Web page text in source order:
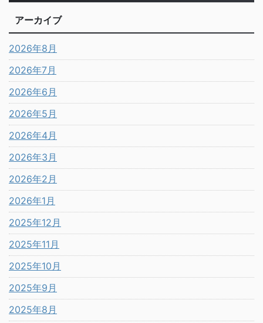
アーカイブ
2026年8月
2026年7月
2026年6月
2026年5月
2026年4月
2026年3月
2026年2月
2026年1月
2025年12月
2025年11月
2025年10月
2025年9月
2025年8月